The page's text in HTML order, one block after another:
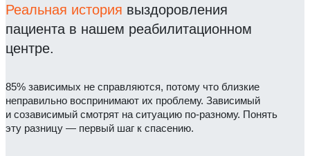
Реальная история выздоровления
пациента в нашем реабилитационном
центре.
85% зависимых не справляются, потому что близкие
неправильно воспринимают их проблему. Зависимый
и созависимый смотрят на ситуацию по-разному. Понять
эту разницу — первый шаг к спасению.